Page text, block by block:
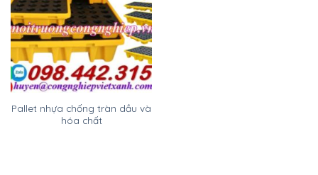
Pallet nhựa chống tràn dầu và
hóa chất